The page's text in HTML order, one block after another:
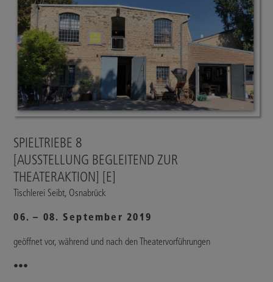
SPIELTRIEBE 8
[AUSSTELLUNG BEGLEITEND ZUR
THEATERAKTION] [E]
Tischlerei Seibt, Osnabrück
06. – 08. September 2019
geöffnet vor, während und nach den Theatervorführungen
•••